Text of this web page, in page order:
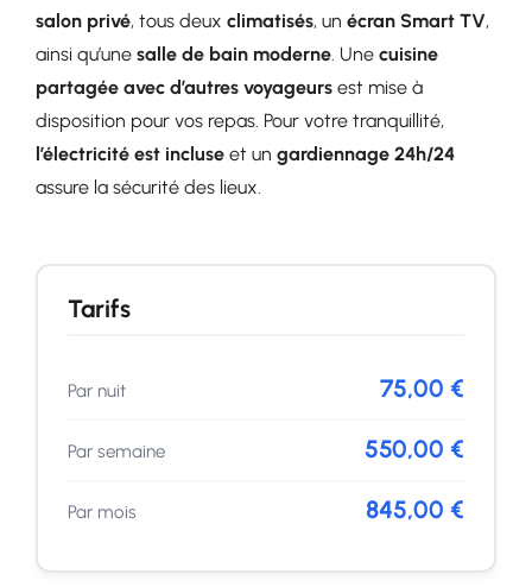
salon privé, tous deux climatisés, un écran Smart TV,
ainsi qu’une salle de bain moderne. Une cuisine
partagée avec d’autres voyageurs est mise à
disposition pour vos repas. Pour votre tranquillité,
l’électricité est incluse et un gardiennage 24h/24
assure la sécurité des lieux.
Tarifs
Par nuit 75,00 €
Par semaine 550,00 €
Par mois 845,00 €